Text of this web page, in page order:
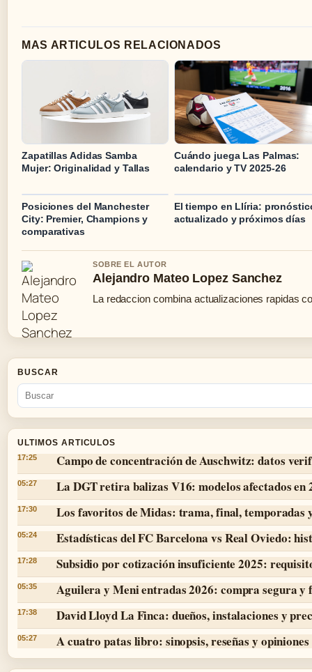
MAS ARTICULOS RELACIONADOS
Zapatillas Adidas Samba
Mujer: Originalidad y Tallas
Cuándo juega Las Palmas:
calendario y TV 2025-26
Posiciones del Manchester
City: Premier, Champions y
comparativas
El tiempo en Llíria:
actualizado y próximos días
SOBRE EL AUTOR
Alejandro Mateo Lopez Sanchez
La redaccion combina actualizaciones rapidas
BUSCAR
ULTIMOS ARTICULOS
17:25 Campo de concentración de Auschwitz: datos
05:27 La DGT retira balizas V16: modelos afectados en
17:30 Los favoritos de Midas: trama, final, temporadas
05:24 Estadísticas del FC Barcelona vs Real Oviedo:
17:28 Subsidio por cotización insuficiente 2025:
05:35 Aguilera y Meni entradas 2026: compra segura y
17:38 David Lloyd La Finca: dueños, instalaciones y
05:27 A cuatro patas libro: sinopsis, reseñas y opiniones